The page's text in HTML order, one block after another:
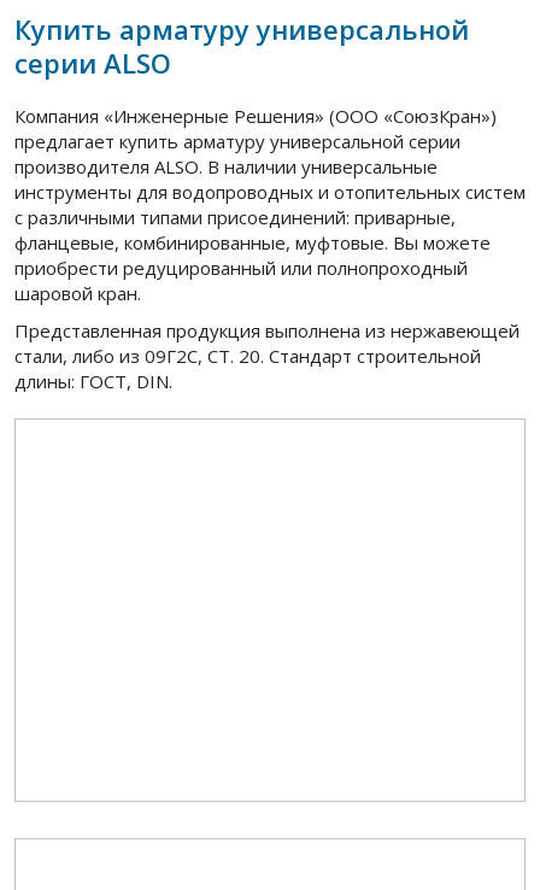
Купить арматуру универсальной
серии ALSO
Компания «Инженерные Решения» (ООО «СоюзКран»)
предлагает купить арматуру универсальной серии
производителя ALSO. В наличии универсальные
инструменты для водопроводных и отопительных систем
с различными типами присоединений: приварные,
фланцевые, комбинированные, муфтовые. Вы можете
приобрести редуцированный или полнопроходный
шаровой кран.
Представленная продукция выполнена из нержавеющей
стали, либо из 09Г2С, СТ. 20. Стандарт строительной
длины: ГОСТ, DIN.